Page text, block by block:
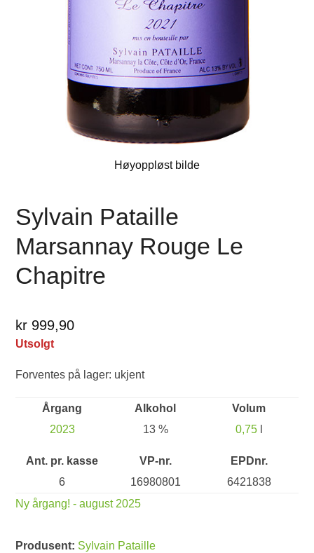
Høyoppløst bilde
Sylvain Pataille
Marsannay Rouge Le
Chapitre
kr 999,90
Utsolgt
Forventes på lager: ukjent
Årgang
2023
Alkohol
13 %
Volum
0,75l
Ant. pr. kasse
6
VP-nr.
16980801
EPDnr.
6421838
Ny årgang! - august 2025
Produsent: Sylvain Pataille